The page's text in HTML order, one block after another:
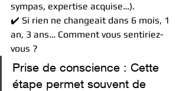
sympas, expertise acquise…).
✔️ Si rien ne changeait dans 6 mois, 1
an, 3 ans… Comment vous sentiriez-
vous ?
Prise de conscience : Cette
étape permet souvent de